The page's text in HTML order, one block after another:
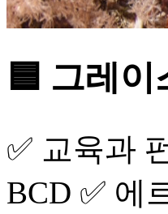
🟦 그레
✅ 교육과
BCD ✅ 에